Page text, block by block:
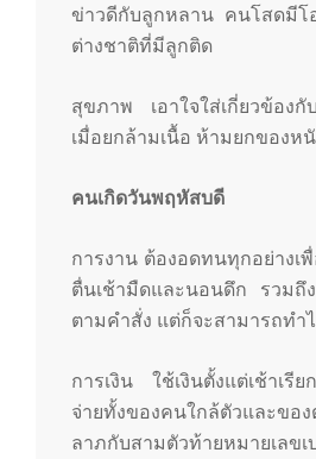
ข่าวดีกับลูกหลาน คนโสดมีโ
ต่างชาติที่มีลูกติด
สุขภาพ เอาใจใส่เกี่ยวข้อง
เมื่อยกล้ามเนื้อ ห้ามยกของห
คนเกิดวันพฤหัสบดี
การงาน ต้องอดทนทุกอย่างเ
ตื่นเช้ามืดและนอนดึก รวมถึ
ตามคำสั่ง แต่ก็จะสามารถทำ
การเงิน ใช้เงินตั้งแต่เช้าเรีย
จ่ายทั้งของคนใกล้ตัวและข
ลาภกับสามตัวท้ายหมายเลข